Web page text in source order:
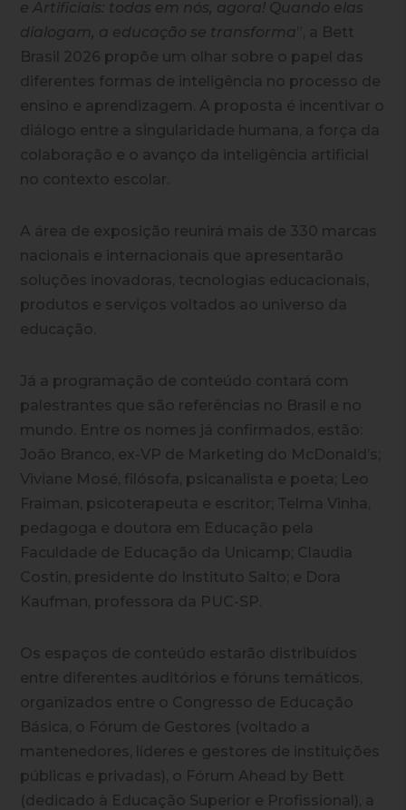
e Artificiais: todas em nós, agora! Quando elas
dialogam, a educação se transforma ”, a Bett
Brasil 2026 propõe um olhar sobre o papel das
diferentes formas de inteligência no processo de
ensino e aprendizagem. A proposta é incentivar o
diálogo entre a singularidade humana, a força da
colaboração e o avanço da inteligência artificial
no contexto escolar.
A área de exposição reunirá mais de 330 marcas
nacionais e internacionais que apresentarão
soluções inovadoras, tecnologias educacionais,
produtos e serviços voltados ao universo da
educação.
Já a programação de conteúdo contará com
palestrantes que são referências no Brasil e no
mundo. Entre os nomes já confirmados, estão:
João Branco , ex-VP de Marketing do McDonald’s;
Viviane Mosé , filósofa, psicanalista e poeta; Leo
Fraiman , psicoterapeuta e escritor; Telma Vinha
pedagoga e doutora em Educação pela
Faculdade de Educação da Unicamp; Claudia
Costin , presidente do Instituto Salto; e Dora
Kaufman , professora da PUC-SP.
Os espaços de conteúdo estarão distribuídos
entre diferentes auditórios e fóruns temáticos,
organizados entre o Congresso de Educação
Básica , o Fórum de Gestores (voltado a
mantenedores, líderes e gestores de instituições
públicas e privadas), o Fórum Ahead by Bett
(dedicado à Educação Superior e Profissional), a